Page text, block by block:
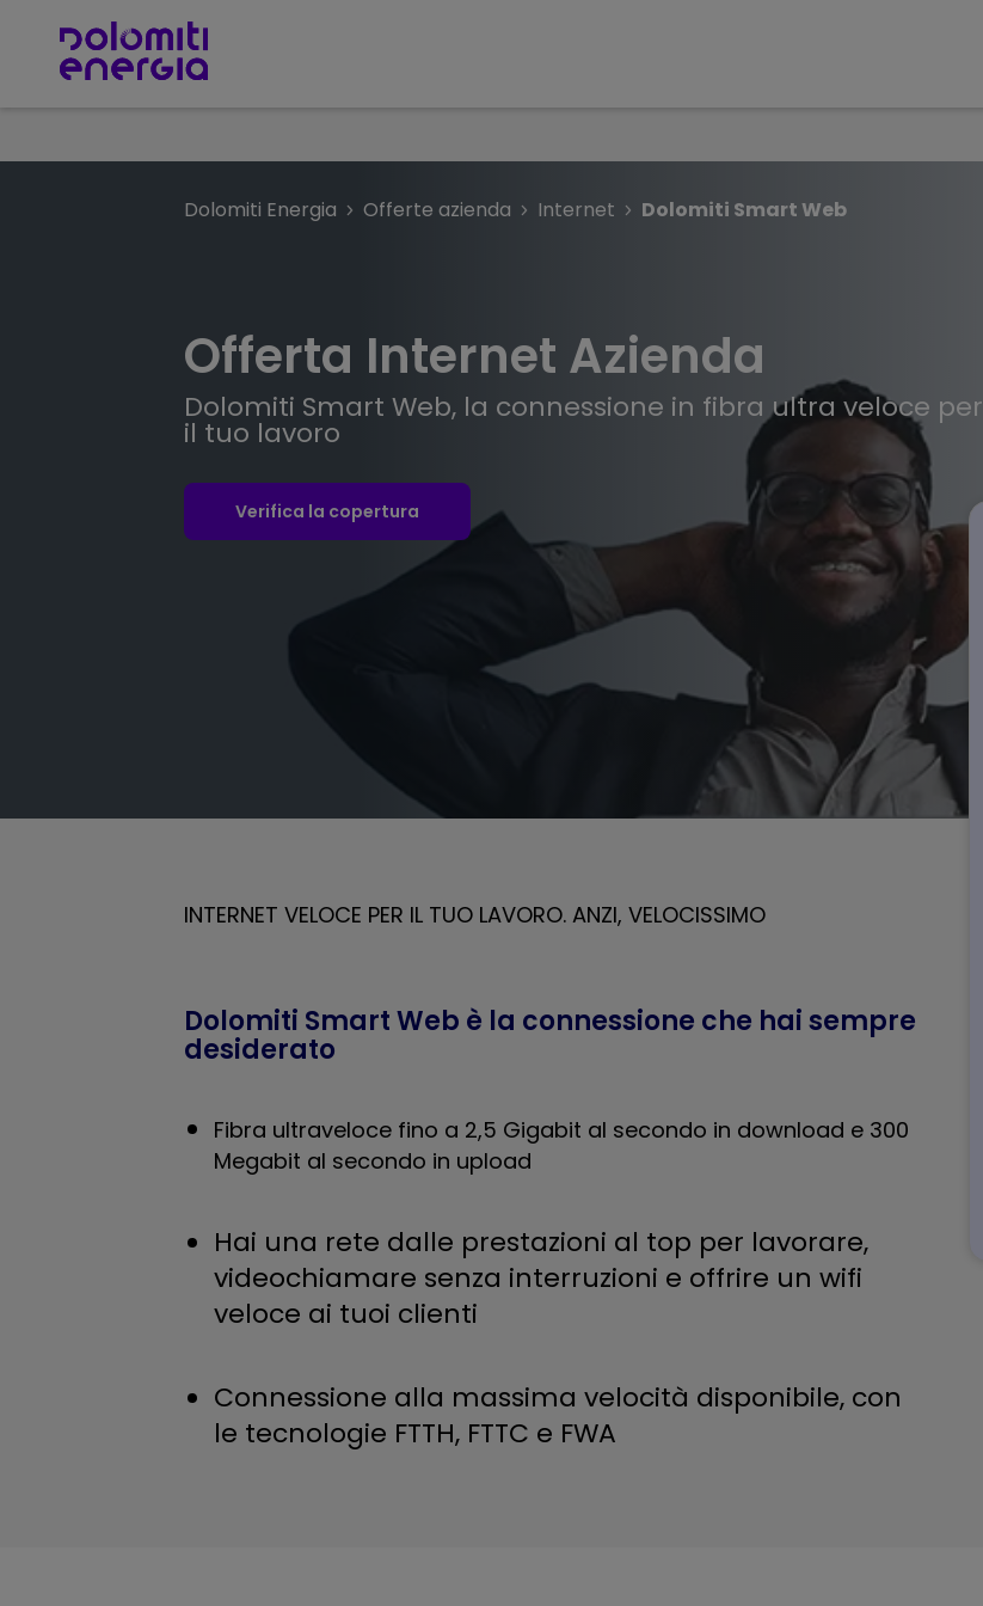
Dolomiti Energia Offerte azienda Internet Dolomiti Smart Web
Offerta Internet Azienda
Dolomiti Smart Web, la connessione in fibra ultra veloce per
il tuo lavoro
Verifica la copertura
INTERNET VELOCE PER IL TUO LAVORO. ANZI, VELOCISSIMO
Dolomiti Smart Web è la connessione che hai sempre
desiderato
Fibra ultraveloce fino a 2,5 Gigabit al secondo in download e 300
Megabit al secondo in upload
Hai una rete dalle prestazioni al top per lavorare,
videochiamare senza interruzioni e offrire un wifi
veloce ai tuoi clienti
Connessione alla massima velocità disponibile, con
le tecnologie FTTH, FTTC e FWA